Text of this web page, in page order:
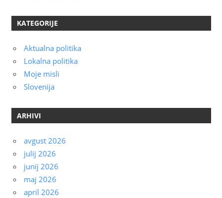
KATEGORIJE
Aktualna politika
Lokalna politika
Moje misli
Slovenija
ARHIVI
avgust 2026
julij 2026
junij 2026
maj 2026
april 2026